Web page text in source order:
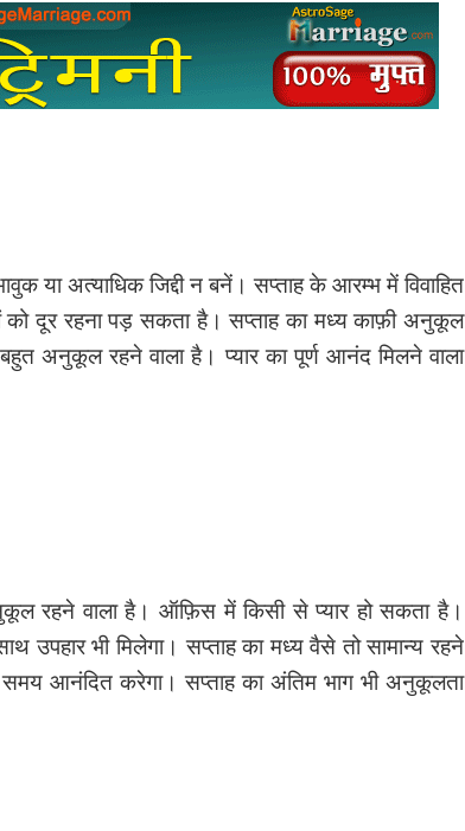
या अत्याधिक जिद्दी न बनें। सप्ताह के आरम्भ में विवाहित
को दूर रहना पड़ सकता है। सप्ताह का मध्य काफ़ी अनुकूल
अनुकूल रहने वाला है। प्यार का पूर्ण आनंद मिलने वाला
रहने वाला है। ऑफ़िस में किसी से प्यार हो सकता है।
उपहार भी मिलेगा। सप्ताह का मध्य वैसे तो सामान्य रहने
आनंदित करेगा। सप्ताह का अंतिम भाग भी अनुकूलता